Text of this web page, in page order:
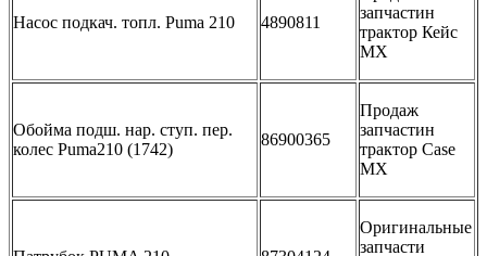
Насос подкач. топл. Puma 210 4890811
запчастин
трактор Кейс
МХ
Обойма подш. нар. ступ. пер.
колес Puma210 (1742)
86900365
Продаж
запчастин
трактор Сase
MX
Оригинальные
запчасти